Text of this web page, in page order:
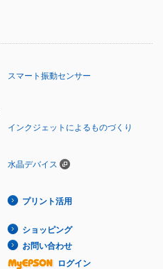
スマート振動センサー
インクジェットによるものづくり
水晶デバイス
プリント活用
ショッピング
お問い合わせ
ログイン